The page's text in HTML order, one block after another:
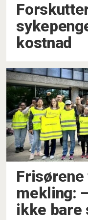
kostnad
mekling:
ikke bare